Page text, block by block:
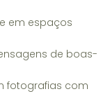
em espaços
de boas-
fotografias com